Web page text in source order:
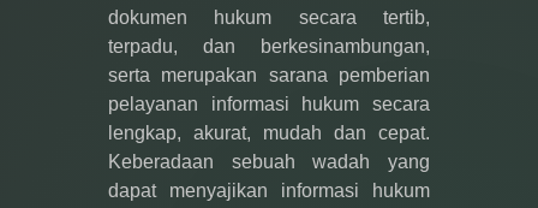
dokumen hukum secara tertib,
terpadu, dan berkesinambungan,
serta merupakan sarana pemberian
pelayanan informasi hukum secara
lengkap, akurat, mudah dan cepat.
Keberadaan sebuah wadah yang
dapat menyajikan informasi hukum